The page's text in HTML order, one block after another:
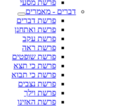
פרשת מסעי
דברים - מאמרים
פרשת דברים
פרשת ואתחנן
פרשת עקב
פרשת ראה
פרשת שופטים
פרשת כי תצא
פרשת כי תבוא
פרשת נצבים
פרשת וילך
פרשת האזינו